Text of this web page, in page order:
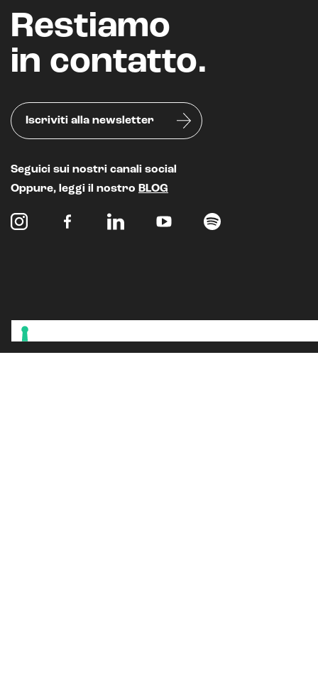
Restiamo
in contatto.
Iscriviti alla newsletter
Seguici sui nostri canali social
Oppure, leggi il nostro BLOG